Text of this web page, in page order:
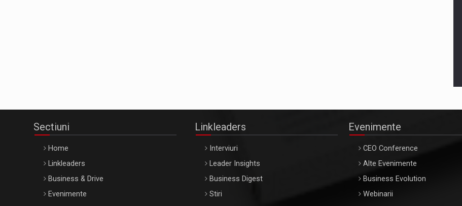
Sectiuni
Home
Linkleaders
Business & Drive
Evenimente
Linkleaders
Interviuri
Leader Insights
Business Digest
Stiri
Evenimente
CEO Conference
Alte Evenimente
Business Evolution
Webinarii